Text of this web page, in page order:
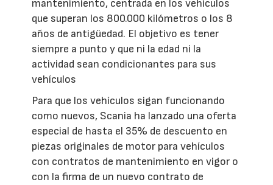
mantenimiento, centrada en los vehículos
que superan los 800.000 kilómetros o los 8
años de antigüedad. El objetivo es tener
siempre a punto y que ni la edad ni la
actividad sean condicionantes para sus
vehículos
Para que los vehículos sigan funcionando
como nuevos, Scania ha lanzado una oferta
especial de hasta el 35% de descuento en
piezas originales de motor para vehículos
con contratos de mantenimiento en vigor o
con la firma de un nuevo contrato de